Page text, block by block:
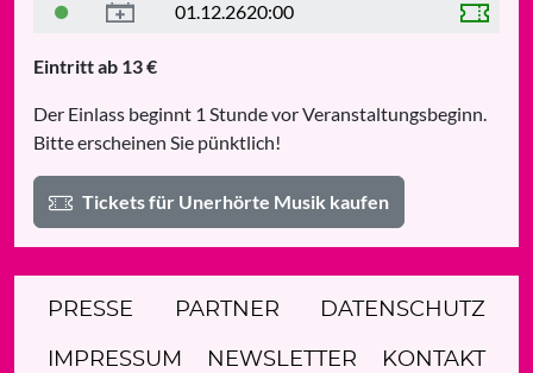
01.12.2620:00
Eintritt ab 13 €
Der Einlass beginnt 1 Stunde vor Veranstaltungsbeginn.
Bitte erscheinen Sie pünktlich!
Tickets für Unerhörte Musik kaufen
PRESSE PARTNER DATENSCHUTZ
IMPRESSUM NEWSLETTER KONTAKT